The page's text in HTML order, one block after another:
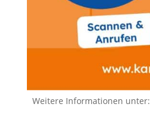
Weitere Informationen unter: